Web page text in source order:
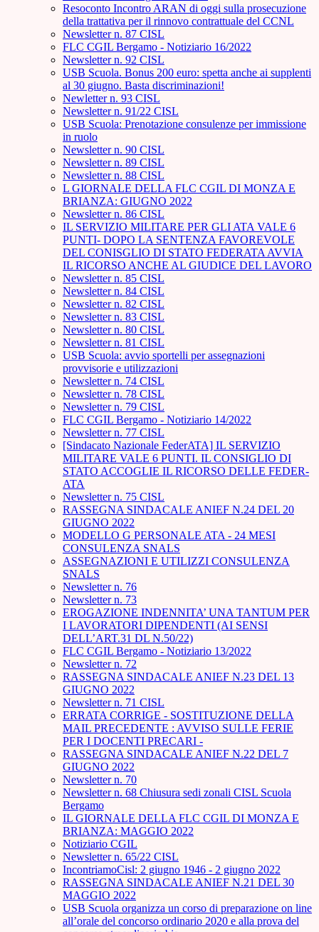
Resoconto Incontro ARAN di oggi sulla prosecuzione
della trattativa per il rinnovo contrattuale del CCNL
Newsletter n. 87 CISL
FLC CGIL Bergamo - Notiziario 16/2022
Newsletter n. 92 CISL
USB Scuola. Bonus 200 euro: spetta anche ai supplenti
al 30 giugno. Basta discriminazioni!
Newletter n. 93 CISL
Newsletter n. 91/22 CISL
USB Scuola: Prenotazione consulenze per immissione
in ruolo
Newsletter n. 90 CISL
Newsletter n. 89 CISL
Newsletter n. 88 CISL
L GIORNALE DELLA FLC CGIL DI MONZA E
BRIANZA: GIUGNO 2022
Newsletter n. 86 CISL
IL SERVIZIO MILITARE PER GLI ATA VALE 6
PUNTI- DOPO LA SENTENZA FAVOREVOLE
DEL CONISGLIO DI STATO FEDERATA AVVIA
IL RICORSO ANCHE AL GIUDICE DEL LAVORO
Newsletter n. 85 CISL
Newsletter n. 84 CISL
Newsletter n. 82 CISL
Newsletter n. 83 CISL
Newsletter n. 80 CISL
Newsletter n. 81 CISL
USB Scuola: avvio sportelli per assegnazioni
provvisorie e utilizzazioni
Newsletter n. 74 CISL
Newsletter n. 78 CISL
Newsletter n. 79 CISL
FLC CGIL Bergamo - Notiziario 14/2022
Newsletter n. 77 CISL
[Sindacato Nazionale FederATA] IL SERVIZIO
MILITARE VALE 6 PUNTI. IL CONSIGLIO DI
STATO ACCOGLIE IL RICORSO DELLE FEDER-
ATA
Newsletter n. 75 CISL
RASSEGNA SINDACALE ANIEF N.24 DEL 20
GIUGNO 2022
MODELLO G PERSONALE ATA - 24 MESI
CONSULENZA SNALS
ASSEGNAZIONI E UTILIZZI CONSULENZA
SNALS
Newsletter n. 76
Newsletter n. 73
EROGAZIONE INDENNITA’ UNA TANTUM PER
I LAVORATORI DIPENDENTI (AI SENSI
DELL’ART.31 DL N.50/22)
FLC CGIL Bergamo - Notiziario 13/2022
Newsletter n. 72
RASSEGNA SINDACALE ANIEF N.23 DEL 13
GIUGNO 2022
Newsletter n. 71 CISL
ERRATA CORRIGE - SOSTITUZIONE DELLA
MAIL PRECEDENTE : AVVISO SULLE FERIE
PER I DOCENTI PRECARI -
RASSEGNA SINDACALE ANIEF N.22 DEL 7
GIUGNO 2022
Newsletter n. 70
Newsletter n. 68 Chiusura sedi zonali CISL Scuola
Bergamo
IL GIORNALE DELLA FLC CGIL DI MONZA E
BRIANZA: MAGGIO 2022
Notiziario CGIL
Newsletter n. 65/22 CISL
IncontriamoCisl: 2 giugno 1946 - 2 giugno 2022
RASSEGNA SINDACALE ANIEF N.21 DEL 30
MAGGIO 2022
USB Scuola organizza un corso di preparazione on line
all’orale del concorso ordinario 2020 e alla prova del